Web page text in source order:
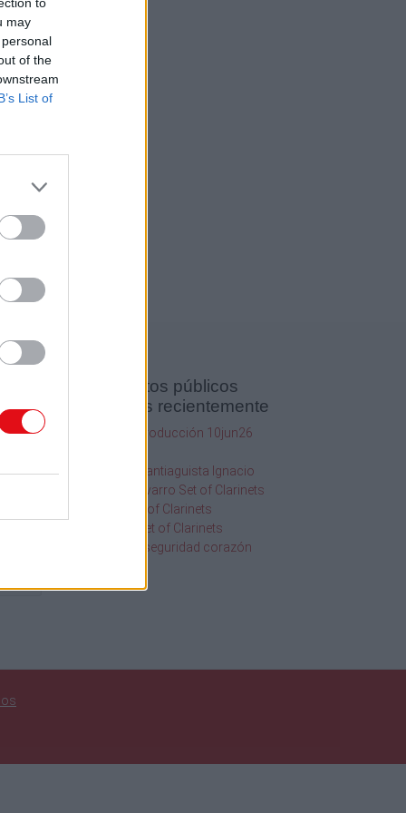
may
of the
List of
2020
Documentos públicos
agregados recientemente
SQF Ed 10 Introducción 10jun26
116 Orgullo Santiaguista Ignacio
Chanchez Navarro Set of Clarinets
108 Abba Set of Clarinets
109 Golden Set of Clarinets
Información seguridad corazón